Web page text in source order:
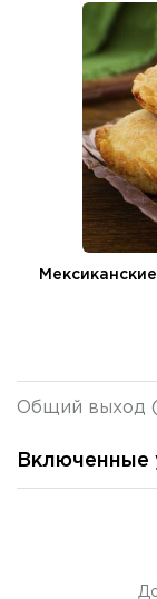
Общий выход
Включенные